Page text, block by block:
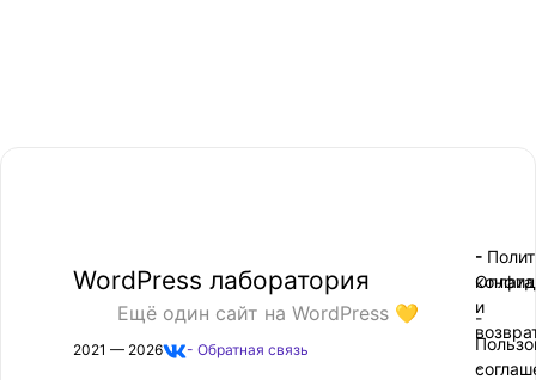
WordPress лаборатория
Ещё один сайт на WordPress 💛
2021 — 2026 - Обратная связь
-
-
-
Оплата
и
-